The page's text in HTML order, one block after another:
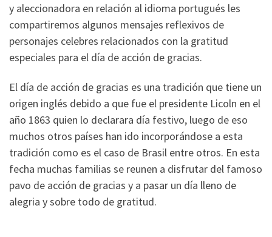
y aleccionadora en relación al idioma portugués les
compartiremos algunos mensajes reflexivos de
personajes celebres relacionados con la gratitud
especiales para el día de acción de gracias.
El día de acción de gracias es una tradición que tiene un
origen inglés debido a que fue el presidente Licoln en el
año 1863 quien lo declarara día festivo, luego de eso
muchos otros países han ido incorporándose a esta
tradición como es el caso de Brasil entre otros. En esta
fecha muchas familias se reunen a disfrutar del famoso
pavo de acción de gracias y a pasar un día lleno de
alegria y sobre todo de gratitud.